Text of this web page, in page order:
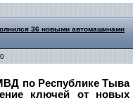
36 новыми автомашинами
по Республике Тыва
ключей от новых